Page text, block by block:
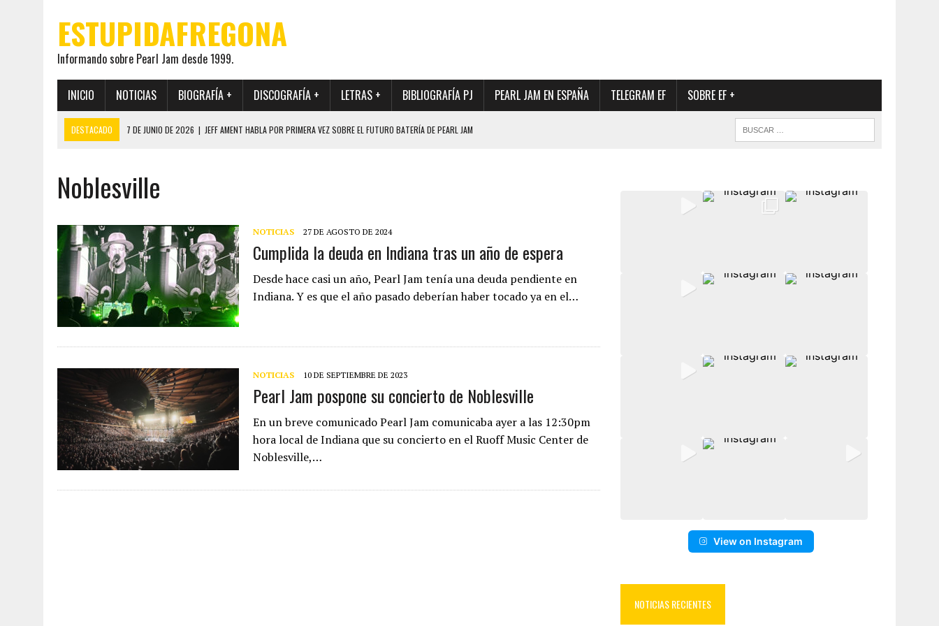
ESTUPIDAFREGONA
Informando sobre Pearl Jam desde 1999.
INICIO NOTICIAS BIOGRAFÍA + DISCOGRAFÍA + LETRAS + BIBLIOGRAFÍA PJ PEARL JAM EN ESPAÑA TELEGRAM EF SOBRE EF +
DESTACADO 7 DE JUNIO DE 2026 | JEFF AMENT HABLA POR PRIMERA VEZ SOBRE EL FUTURO BATERÍA DE PEARL JAM
19 DE MAYO DE 2026 |
12 DE MAYO DE 2026 | PEARL JAM REAPARECEN EN OHANA 2026 EN MEDIO DE LA INCERTIDUMBRE SOBRE SU FUTURA FORMACIÓN
Noblesville
NOTICIAS 27 DE AGOSTO DE 2024
Cumplida la deuda en Indiana tras un año de espera
Desde hace casi un año, Pearl Jam tenía una deuda pendiente en
Indiana. Y es que el año pasado deberían haber tocado ya en el…
NOTICIAS 10 DE SEPTIEMBRE DE 2023
Pearl Jam pospone su concierto de Noblesville
En un breve comunicado Pearl Jam comunicaba ayer a las 12:30pm
hora local de Indiana que su concierto en el Ruoff Music Center de
Noblesville,…
View on Instagram
NOTICIAS RECIENTES